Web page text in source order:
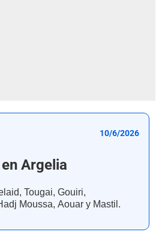
10/6/2026
Argelia
Tougai, Gouiri,
Moussa, Aouar y Mastil.